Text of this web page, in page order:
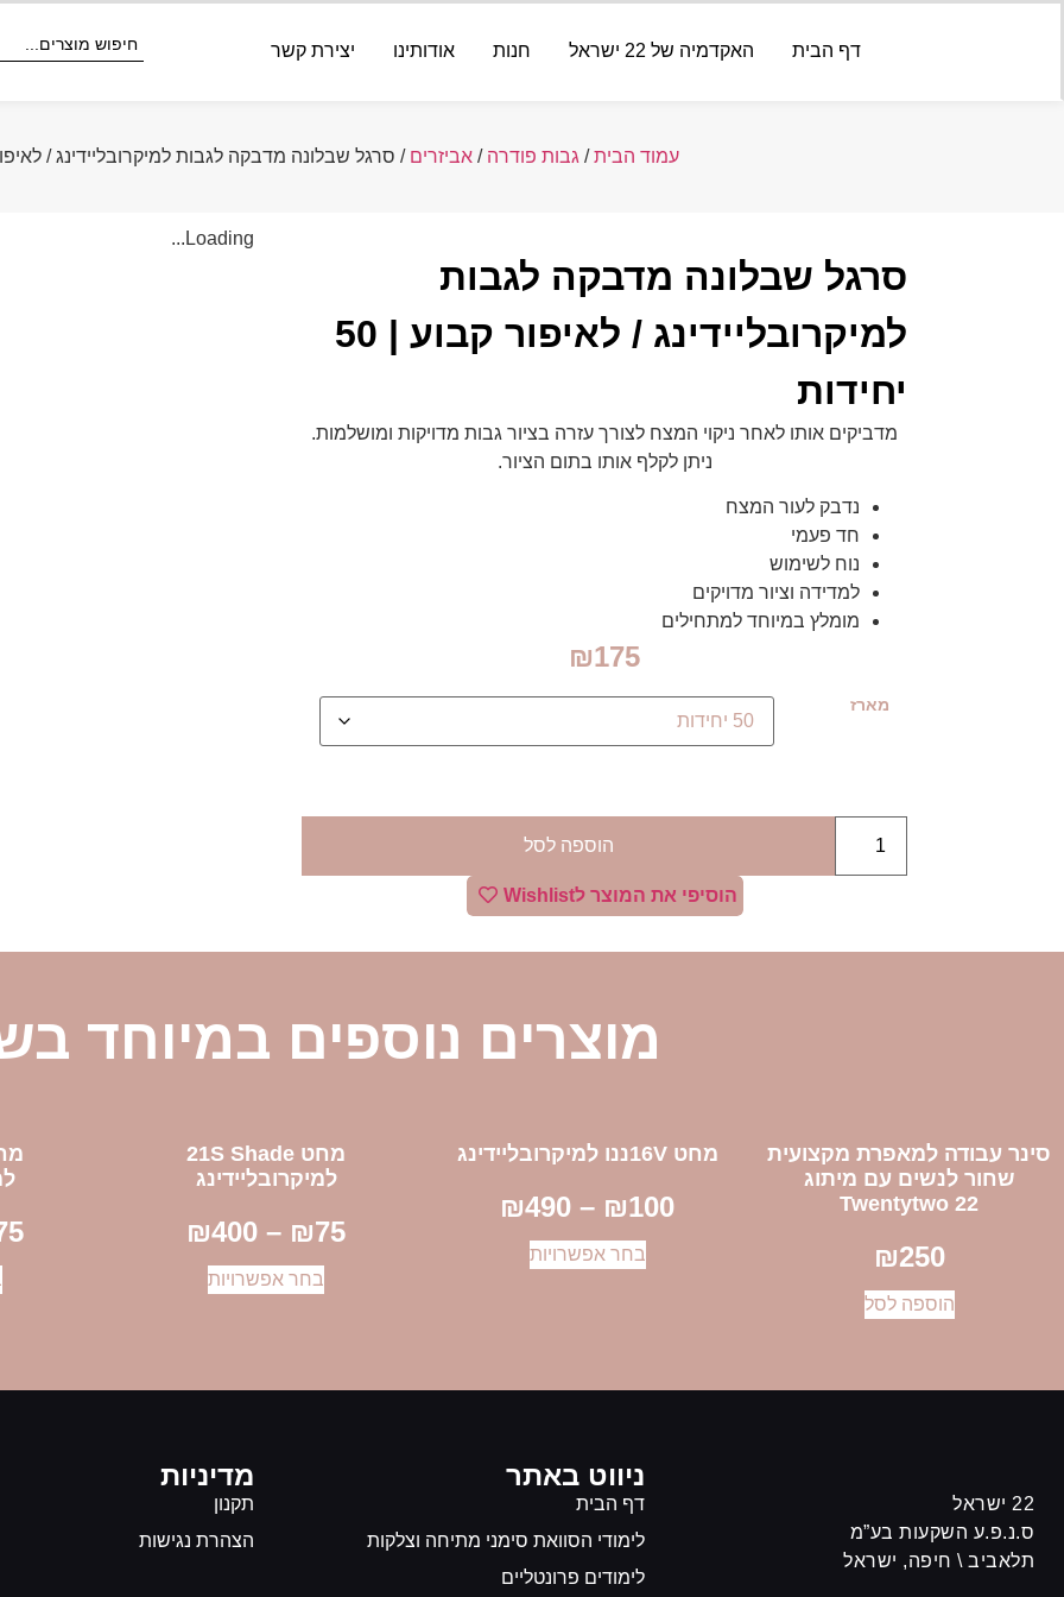
דף הבית האקדמיה של 22 ישראל חנות אודותינו יצירת קשר
עמוד הבית/ גבות פודרה /אביזרים / סרגל שבלונה מדבקה לגבות למיקרובליידינג / לאיפור קבוע
Loading...
סרגל שבלונה מדבקה לגבות
למיקרובליידינג / לאיפור קבוע | 50
יחידות
מדביקים אותו לאחר ניקוי המצח לצורך עזרה בציור גבות מדויקות ומושלמות.
ניתן לקלף אותו בתום הציור.
נדבק לעור המצח
חד פעמי
נוח לשימוש
למדידה וציור מדויקים
מומלץ במיוחד למתחילים
₪175
מארז
הוספה לסל
הוסיפי את המוצר לWishlist
מוצרים נוספים במיוחד
סינר עבודה למאפרת מקצועית
שחור לנשים עם מיתוג
Twentytwo 22
₪250
הוספה לסל
מחט 16Vננו למיקרובליידינג
₪100
–
₪490
בחר אפשרויות
מחט 21S Shade
למיקרובליידינג
₪75
–
₪400
בחר אפשרויות
22 ישראל
ס.נ.פ.ע השקעות בע”מ
תלאביב \ חיפה, ישראל
ניווט באתר
דף הבית
לימודי הסוואת סימני מתיחה וצלקות
לימודים פרונטליים
מדיניות
תקנון
הצהרת נגישות